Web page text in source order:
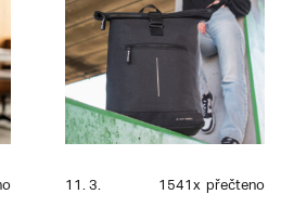
11. 3. 1541x přečteno